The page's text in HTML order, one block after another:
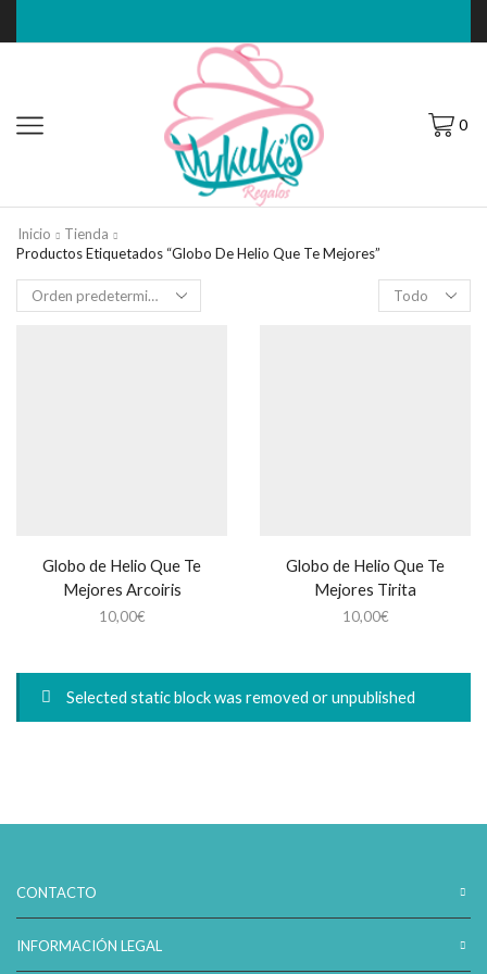
0
Inicio
Tienda
Productos Etiquetados “Globo De Helio Que Te Mejores”
Filas
por
Globo de Helio Que Te
Mejores Arcoiris
10,00€
Globo de Helio Que Te
Mejores Tirita
10,00€
Selected static block was removed or unpublished
CONTACTO
INFORMACIÓN LEGAL